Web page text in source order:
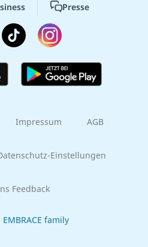
Presse
Impressum AGB
Einstellungen
Feedback
EMBRACE family